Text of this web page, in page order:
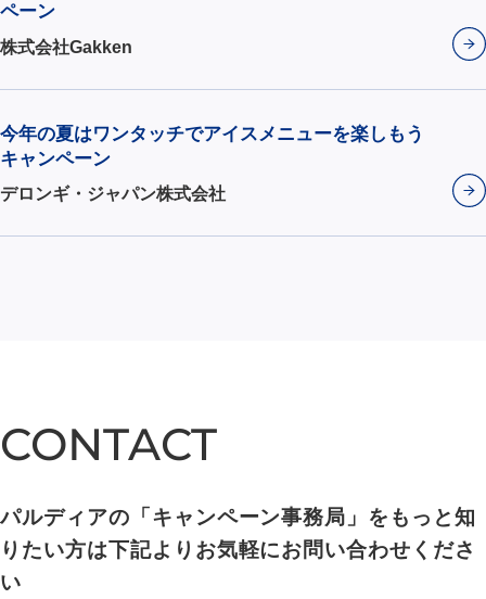
ペーン
株式会社Gakken
今年の夏はワンタッチでアイスメニューを楽しもう
キャンペーン
デロンギ・ジャパン株式会社
CONTACT
CONTACT
パルディアの「キャンペーン事務局」をもっと知
りたい方は下記よりお気軽にお問い合わせくださ
い